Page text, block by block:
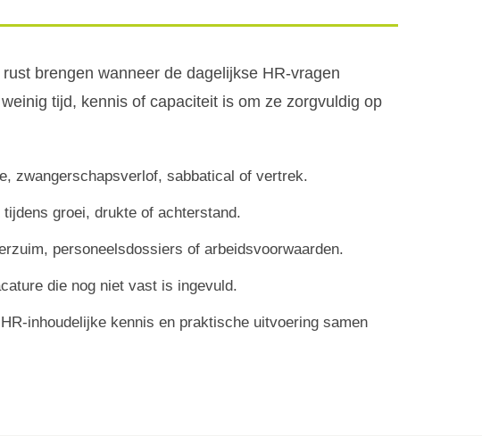
brengen wanneer de dagelijkse HR-vragen
tijd, kennis of capaciteit is om ze zorgvuldig op
zwangerschapsverlof, sabbatical of vertrek.
groei, drukte of achterstand.
personeelsdossiers of arbeidsvoorwaarden.
die nog niet vast is ingevuld.
inhoudelijke kennis en praktische uitvoering samen